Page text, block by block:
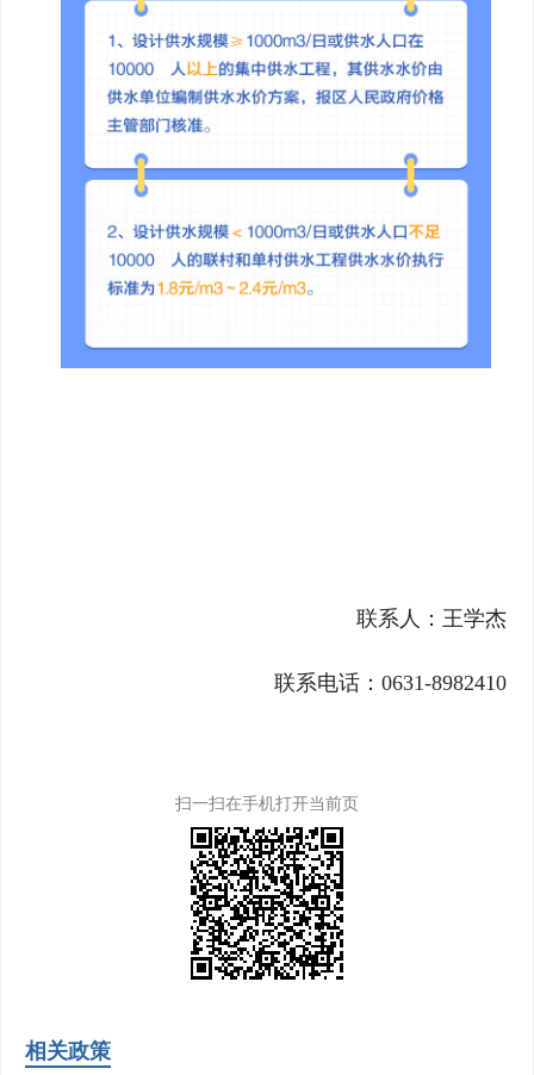
联系人：王学杰
联系电话：0631-8982410
扫一扫在手机打开当前页
相关政策